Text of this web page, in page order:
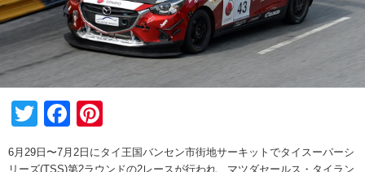
TwitterFacebook
6月29日〜7月2日にタイ王国バンセン市街地サーキットでタイスーパーシ
リーズ(TSS)第2ラウンドの2レースが行われ、マツダセールス・タイラン